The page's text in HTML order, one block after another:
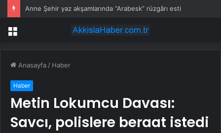
Anne Şehir yaz akşamlarında “Arabesk” rüzgârı esti
Menü
Anasayfa / Haber
Haber
Metin Lokumcu Davası:
Savcı, polislere beraat istedi